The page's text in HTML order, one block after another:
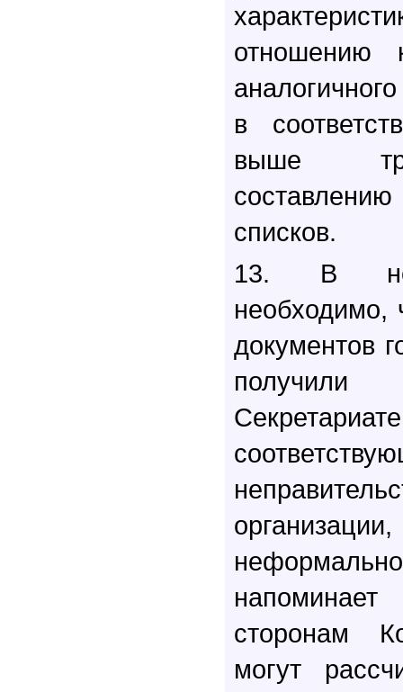
отношению
в
выше
списков.
13. В
необходимо,
документов
получили
сторонам
могут